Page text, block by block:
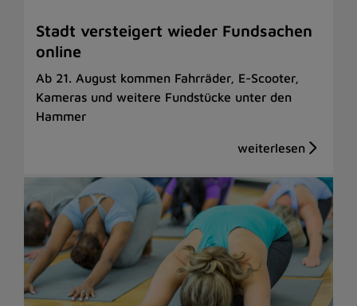
Stadt versteigert wieder Fundsachen
online
Ab 21. August kommen Fahrräder, E-Scooter,
Kameras und weitere Fundstücke unter den
Hammer